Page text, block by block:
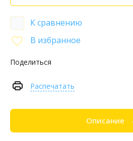
К сравнению
В избранное
Поделиться
Распечатать
Описание